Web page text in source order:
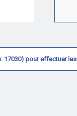
17030) pour effectuer